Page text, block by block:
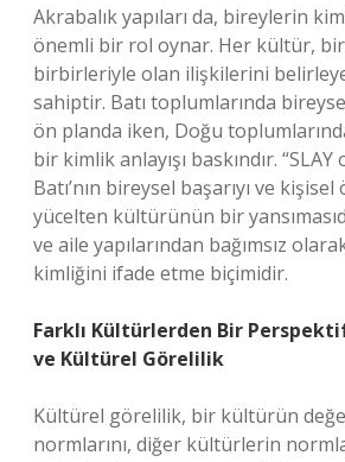
Akrabalık yapıları da, bireylerin
önemli bir rol oynar. Her kültür,
birbirleriyle olan ilişkilerini
sahiptir. Batı toplumlarında
ön planda iken, Doğu
bir kimlik anlayışı baskındır.
Batı’nın bireysel başarıyı ve
yücelten kültürünün bir
ve aile yapılarından bağımsız
kimliğini ifade etme biçimidir.
Farklı Kültürlerden Bir
ve Kültürel Görelilik
Kültürel görelilik, bir kültürün
normlarını, diğer kültürlerin